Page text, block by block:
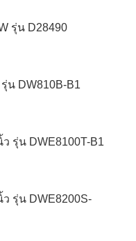
รุ่น D28490
น DW810B-B1
ว รุ่น DWE8100T-B1
ว รุ่น DWE8200S-